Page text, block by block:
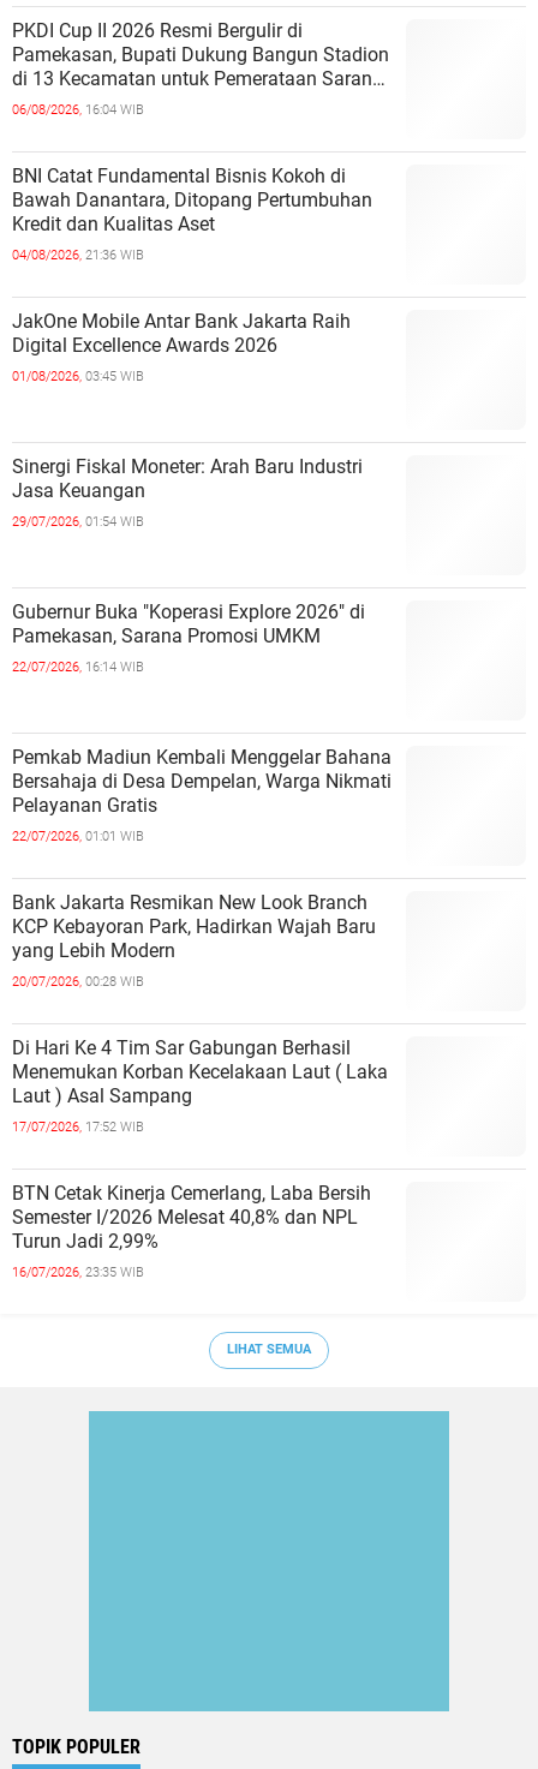
PKDI Cup II 2026 Resmi Bergulir di
Pamekasan, Bupati Dukung Bangun Stadion
di 13 Kecamatan untuk Pemerataan Sarana
Olahraga
06/08/2026, 16:04 WIB
BNI Catat Fundamental Bisnis Kokoh di
Bawah Danantara, Ditopang Pertumbuhan
Kredit dan Kualitas Aset
04/08/2026, 21:36 WIB
JakOne Mobile Antar Bank Jakarta Raih
Digital Excellence Awards 2026
01/08/2026, 03:45 WIB
Sinergi Fiskal Moneter: Arah Baru Industri
Jasa Keuangan
29/07/2026, 01:54 WIB
Gubernur Buka "Koperasi Explore 2026" di
Pamekasan, Sarana Promosi UMKM
22/07/2026, 16:14 WIB
Pemkab Madiun Kembali Menggelar Bahana
Bersahaja di Desa Dempelan, Warga Nikmati
Pelayanan Gratis
22/07/2026, 01:01 WIB
Bank Jakarta Resmikan New Look Branch
KCP Kebayoran Park, Hadirkan Wajah Baru
yang Lebih Modern
20/07/2026, 00:28 WIB
Di Hari Ke 4 Tim Sar Gabungan Berhasil
Menemukan Korban Kecelakaan Laut ( Laka
Laut ) Asal Sampang
17/07/2026, 17:52 WIB
BTN Cetak Kinerja Cemerlang, Laba Bersih
Semester I/2026 Melesat 40,8% dan NPL
Turun Jadi 2,99%
16/07/2026, 23:35 WIB
LIHAT SEMUA
TOPIK POPULER